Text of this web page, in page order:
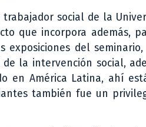
social de la
que incorpora además,
exposiciones del
la intervención social,
en América Latina, ahí
también fue un